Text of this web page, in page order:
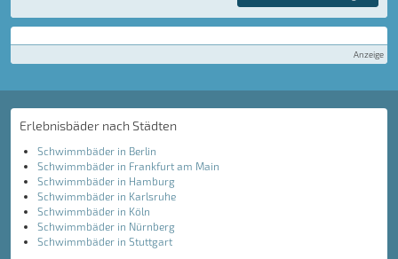
Anzeige
Erlebnisbäder nach Städten
Schwimmbäder in Berlin
Schwimmbäder in Frankfurt am Main
Schwimmbäder in Hamburg
Schwimmbäder in Karlsruhe
Schwimmbäder in Köln
Schwimmbäder in Nürnberg
Schwimmbäder in Stuttgart